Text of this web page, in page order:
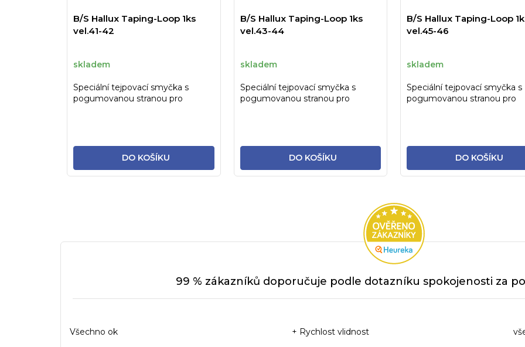
B/S Hallux Taping-Loop 1ks
vel.41-42
skladem
DO KOŠÍKU
Speciální tejpovací smyčka s
pogumovanou stranou pro
B/S Hallux Taping-Loop 1ks
vel.43-44
skladem
DO KOŠÍKU
Speciální tejpovací smyčka s
pogumovanou stranou pro
B/S Hallux Taping-Loop
vel.45-46
skladem
DO KOŠÍKU
Speciální tejpovací smyčka s
pogumovanou stranou pro
99 % zákazníků doporučuje podle dotazníku spokojenosti za
Všechno ok + Rychlost vlidnost